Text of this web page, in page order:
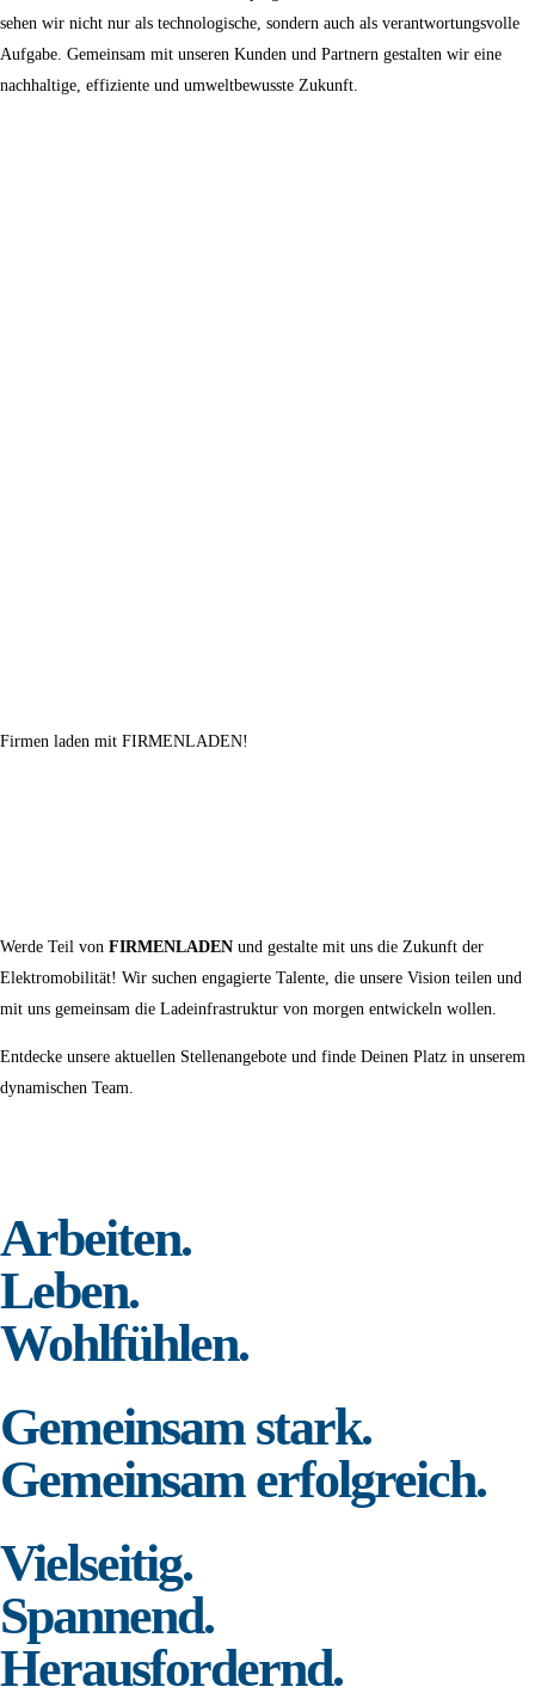
sehen wir nicht nur als technologische, sondern auch als verantwortungsvolle
Aufgabe. Gemeinsam mit unseren Kunden und Partnern gestalten wir eine
nachhaltige, effiziente und umweltbewusste Zukunft.
Firmen laden mit FIRMENLADEN!
Werde Teil von FIRMENLADEN und gestalte mit uns die Zukunft der
Elektromobilität! Wir suchen engagierte Talente, die unsere Vision teilen und
mit uns gemeinsam die Ladeinfrastruktur von morgen entwickeln wollen.
Entdecke unsere aktuellen Stellenangebote und finde Deinen Platz in unserem
dynamischen Team.
Arbeiten.
Leben.
Wohlfühlen.
Gemeinsam stark.
Gemeinsam erfolgreich.
Vielseitig.
Spannend.
Herausfordernd.